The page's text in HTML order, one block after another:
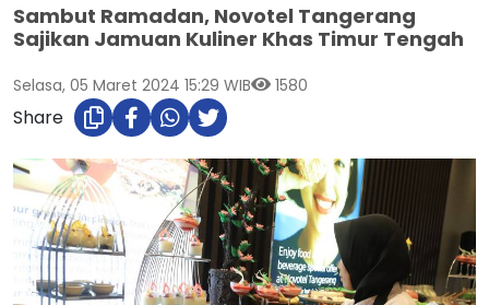
Sambut Ramadan, Novotel Tangerang
Sajikan Jamuan Kuliner Khas Timur Tengah
Selasa, 05 Maret 2024 15:29 WIB 1580
Share